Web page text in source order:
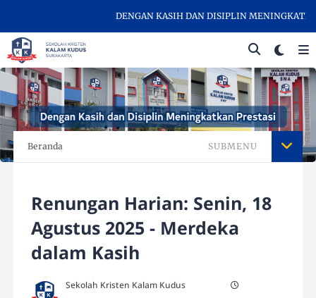
DENGAN KASIH DAN DISIPLIN MENINGKATKAN
Beranda SUBMENU
Renungan Harian: Senin, 18
Agustus 2025 - Merdeka
dalam Kasih
Sekolah Kristen Kalam Kudus